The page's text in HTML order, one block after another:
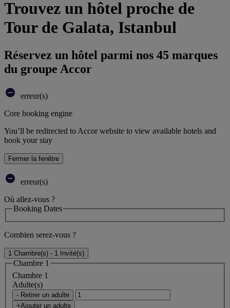
Trouvez un hôtel proche de
Tour de Galata, Istanbul
Réservez un hôtel parmi nos 45 marques
du groupe Accor
erreur(s)
Core booking engine
You’ll be redirected to Accor website to view available hotels and
book your stay
Fermer la fenêtre
erreur(s)
Où allez-vous ?
Booking Dates
Combien serez-vous ?
1 Chambre(s) - 1 Invité(s)
Chambre 1
Chambre 1
Adulte(s)
- Retirer un adulte
+Ajouter un adulte